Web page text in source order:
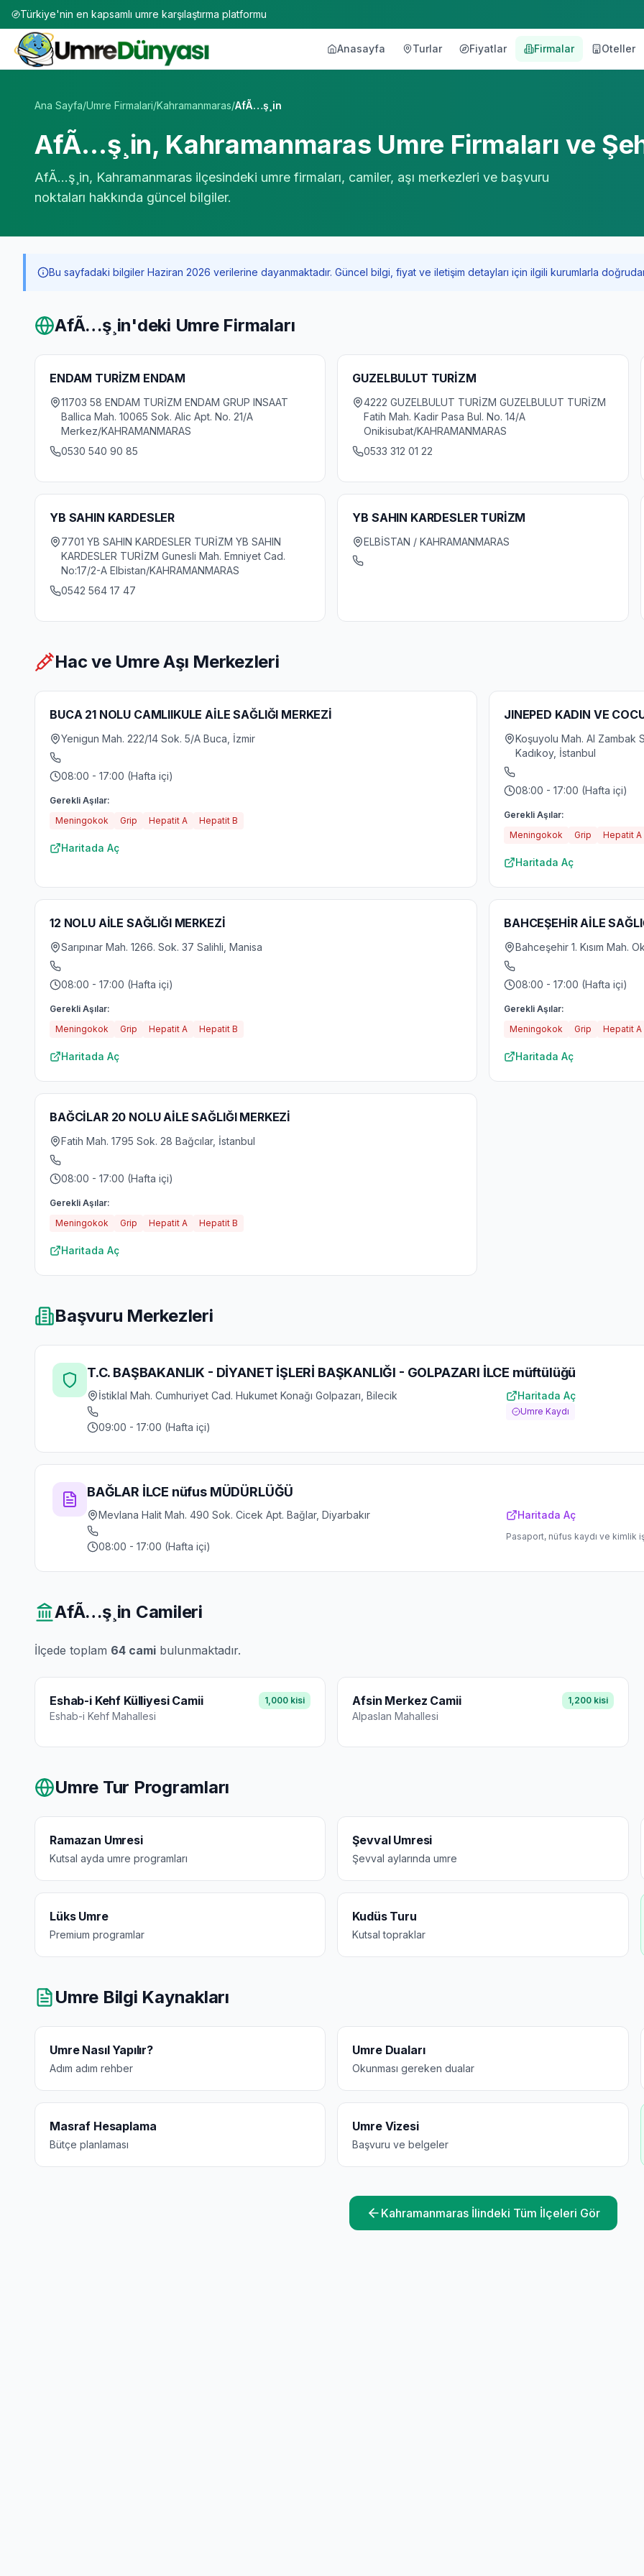
Türkiye'nin en kapsamlı umre karşılaştırma platformu
Anasayfa Turlar Fiyatlar Firmalar Oteller
Ana Sayfa/Umre Firmalari/Kahramanmaras/AfÃ…ş¸in
AfÃ…ş¸in, Kahramanmaras Umre Firmaları ve
AfÃ…ş¸in, Kahramanmaras ilçesindeki umre firmaları, camiler, aşı merkezleri ve başvuru
noktaları hakkında güncel bilgiler.
Bu sayfadaki bilgiler Haziran 2026 verilerine dayanmaktadır. Güncel bilgi, fiyat ve iletişim detayları için ilgili kurumlarla
AfÃ…ş¸in'deki Umre Firmaları
ENDAM TURİZM ENDAM
11703 58 ENDAM TURİZM ENDAM GRUP INSAAT
Ballica Mah. 10065 Sok. Alic Apt. No. 21/A
Merkez/KAHRAMANMARAS
0530 540 90 85
GUZELBULUT TURİZM
4222 GUZELBULUT TURİZM GUZELBULUT TURİZM
Fatih Mah. Kadir Pasa Bul. No. 14/A
Onikisubat/KAHRAMANMARAS
0533 312 01 22
YB SAHIN KARDESLER
7701 YB SAHIN KARDESLER TURİZM YB SAHIN
KARDESLER TURİZM Gunesli Mah. Emniyet Cad.
No:17/2-A Elbistan/KAHRAMANMARAS
0542 564 17 47
YB SAHIN KARDESLER TURİZM
ELBİSTAN / KAHRAMANMARAS
Hac ve Umre Aşı Merkezleri
BUCA 21 NOLU CAMLIIKULE AİLE SAĞLIĞI MERKEZİ
Yenigun Mah. 222/14 Sok. 5/A Buca, İzmir
08:00 - 17:00 (Hafta içi)
Gerekli Aşılar:
Meningokok
Grip Hepatit A Hepatit B
Haritada Aç
JINEPED KADIN VE
Koşuyolu Mah. Al Zambak
Kadıkoy, İstanbul
08:00 - 17:00 (Hafta içi)
Gerekli Aşılar:
Meningokok
Grip Hepatit A
Haritada Aç
12 NOLU AİLE SAĞLIĞI MERKEZİ
Sarıpınar Mah. 1266. Sok. 37 Salihli, Manisa
08:00 - 17:00 (Hafta içi)
Gerekli Aşılar:
Meningokok
Grip Hepatit A Hepatit B
Haritada Aç
BAHCEŞEHİR AİLE
Bahceşehir 1. Kısım Mah.
08:00 - 17:00 (Hafta içi)
Gerekli Aşılar:
Meningokok
Grip Hepatit A
Haritada Aç
BAĞCİLAR 20 NOLU AİLE SAĞLIĞI MERKEZİ
Fatih Mah. 1795 Sok. 28 Bağcılar, İstanbul
08:00 - 17:00 (Hafta içi)
Gerekli Aşılar:
Meningokok
Grip Hepatit A Hepatit B
Haritada Aç
Başvuru Merkezleri
T.C. BAŞBAKANLIK - DİYANET İŞLERİ BAŞKANLIĞI - GOLPAZARI İLCE müftülüğü
İstiklal Mah. Cumhuriyet Cad. Hukumet Konağı Golpazarı, Bilecik
09:00 - 17:00 (Hafta içi)
Haritada Aç
Umre Kaydı
BAĞLAR İLCE nüfus MÜDÜRLÜĞÜ
Mevlana Halit Mah. 490 Sok. Cicek Apt. Bağlar, Diyarbakır
08:00 - 17:00 (Hafta içi)
Haritada Aç
Pasaport, nüfus kaydı ve kimlik
AfÃ…ş¸in Camileri
İlçede toplam 64 cami bulunmaktadır.
Eshab-i Kehf Külliyesi Camii
Eshab-i Kehf Mahallesi
1,000 kisi Afsin Merkez Camii
Alpaslan Mahallesi
1,200kisi
Umre Tur Programları
Ramazan Umresi
Kutsal ayda umre programları
Şevval Umresi
Şevval aylarında umre
Lüks Umre
Premium programlar
Kudüs Turu
Kutsal topraklar
Umre Bilgi Kaynakları
Umre Nasıl Yapılır?
Adım adım rehber
Umre Duaları
Okunması gereken dualar
Masraf Hesaplama
Bütçe planlaması
Umre Vizesi
Başvuru ve belgeler
Kahramanmarasİlindeki Tüm İlçeleri Gör